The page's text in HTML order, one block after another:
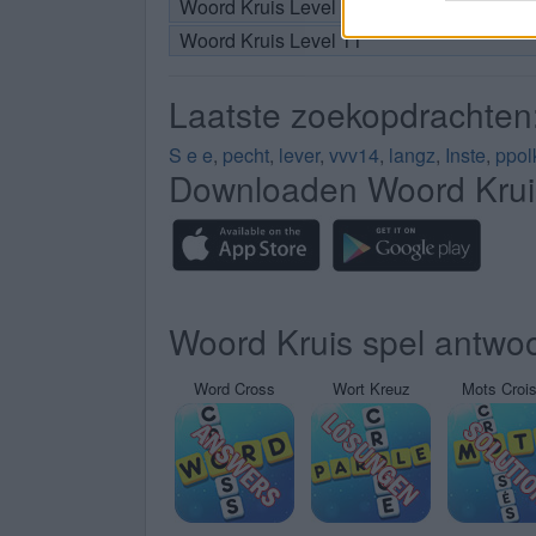
Woord Kruis Level 10
Woord Kruis Level 11
Laatste
S e e, pecht, lever, vvv14, langz, Inste,
Downloaden Woord
Woord Kruis spel
Word Cross Wort Kreuz Mots